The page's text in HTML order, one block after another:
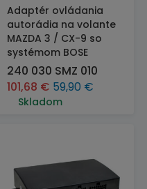
Adaptér ovládania
autorádia na volante
MAZDA 3 / CX-9 so
systémom BOSE
240 030 SMZ 010
101,68 € 59,90 €
Skladom